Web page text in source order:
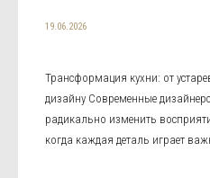
19.06.2026
Трансформация кухни: от
дизайну Современные
радикально изменить
когда каждая деталь играет